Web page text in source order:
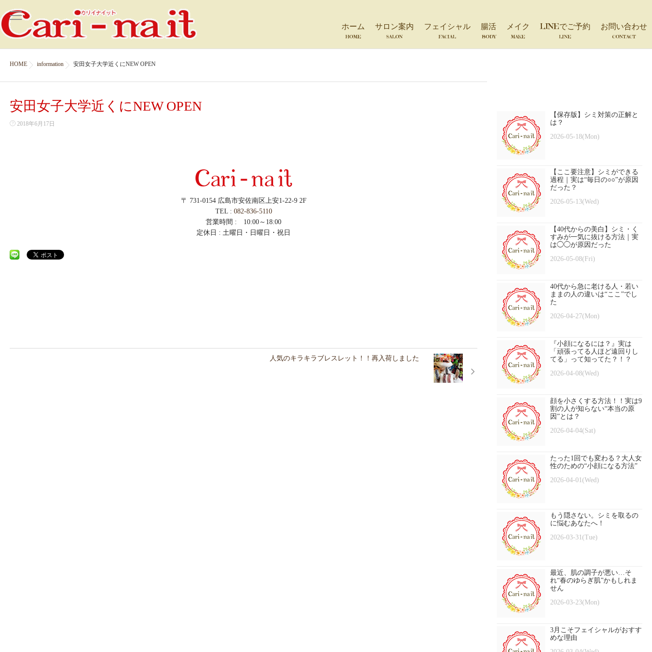
ホーム
HOME
サロン案内
SALON
フェイシャル
FACIAL
腸活
BODY
メイク
MAKE
LINEでご予約
LINE
お問い合わせ
CONTACT
HOME information 安田女子大学近くにNEW OPEN
安田女子大学近くにNEW OPEN
2018年6月17日
〒 731-0154 広島市安佐南区上安1-22-9 2F
TEL : 082-836-5110
営業時間 : 10:00～18:00
定休日 : 土曜日・日曜日・祝日
人気のキラキラブレスレット！！再入荷しました
【保存版】シミ対策の正解と
は？
2026-05-18(Mon)
【ここ要注意】シミができる
過程｜実は“毎日の○○”が原因
だった？
2026-05-13(Wed)
【40代からの美白】シミ・く
すみが一気に抜ける方法｜実
は◯◯が原因だった
2026-05-08(Fri)
40代から急に老ける人・若い
ままの人の違いは“ここ”でし
た
2026-04-27(Mon)
『小顔になるには？』実は
「頑張ってる人ほど遠回りし
てる」って知ってた？！？
2026-04-08(Wed)
顔を小さくする方法！！実は9
割の人が知らない“本当の原
因”とは？
2026-04-04(Sat)
たった1回でも変わる？大人女
性のための“小顔になる方法”
2026-04-01(Wed)
もう隠さない。シミを取るの
に悩むあなたへ！
2026-03-31(Tue)
最近、肌の調子が悪い…そ
れ“春のゆらぎ肌”かもしれま
せん
2026-03-23(Mon)
3月こそフェイシャルがおすす
めな理由